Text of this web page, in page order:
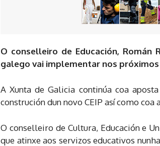
O conselleiro de Educación,
galego vai implementar nos
A Xunta de Galicia continúa coa
construción dun novo CEIP así como
O conselleiro de Cultura, Educación e
que atinxe aos servizos educativos